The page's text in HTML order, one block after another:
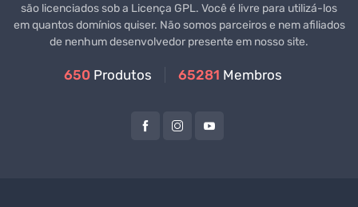
são licenciados sob a Licença GPL. Você é livre para utilizá-los
em quantos domínios quiser. Não somos parceiros e nem afiliados
de nenhum desenvolvedor presente em nosso site.
650 Produtos 65281 Membros